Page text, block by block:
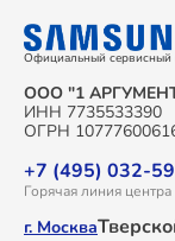
Официальный сервисный
ООО "1
ИНН 7735533390
ОГРН
+7 (495) 032-
Горячая линия центра
г. Москва